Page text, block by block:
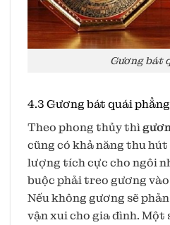
Gương bát
4.3 Gương bát quái phẳng
Theo phong thủy thì
cũng có khả năng thu
lượng tích cực cho ngôi
buộc phải treo gương
Nếu không gương sẽ
vận xui cho gia đình. Một